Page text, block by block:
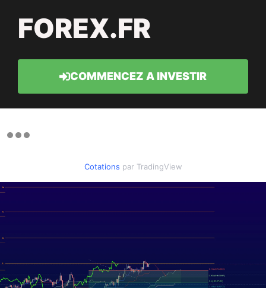
FOREX.FR
COMMENCEZ A INVESTIR
Cotations par TradingView